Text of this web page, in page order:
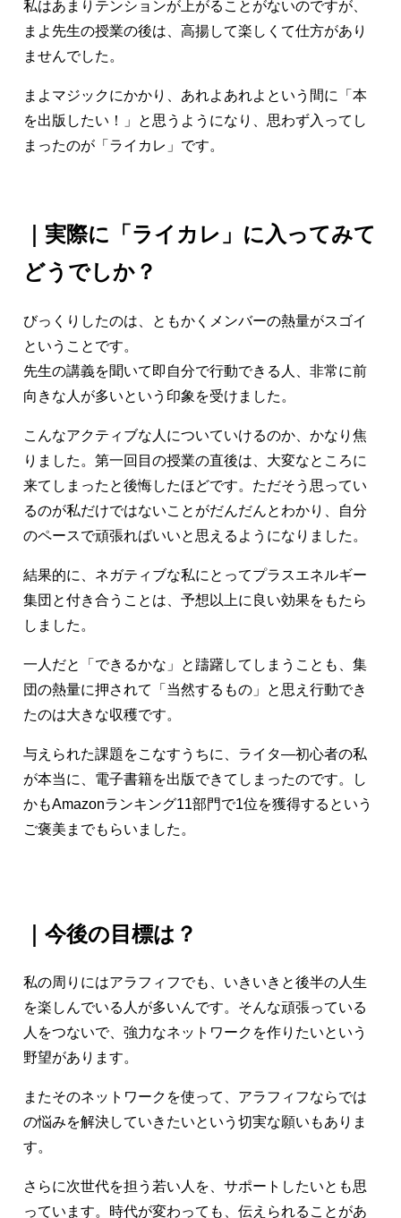
私はあまりテンションが上がることがないのですが、
まよ先生の授業の後は、高揚して楽しくて仕方があり
ませんでした。
まよマジックにかかり、あれよあれよという間に「本
を出版したい！」と思うようになり、思わず入ってし
まったのが「ライカレ」です。
｜実際に「ライカレ」に入ってみて
どうでしか？
びっくりしたのは、ともかくメンバーの熱量がスゴイ
ということです。
先生の講義を聞いて即自分で行動できる人、非常に前
向きな人が多いという印象を受けました。
こんなアクティブな人についていけるのか、かなり焦
りました。第一回目の授業の直後は、大変なところに
来てしまったと後悔したほどです。ただそう思ってい
るのが私だけではないことがだんだんとわかり、自分
のペースで頑張ればいいと思えるようになりました。
結果的に、ネガティブな私にとってプラスエネルギー
集団と付き合うことは、予想以上に良い効果をもたら
しました。
一人だと「できるかな」と躊躇してしまうことも、集
団の熱量に押されて「当然するもの」と思え行動でき
たのは大きな収穫です。
与えられた課題をこなすうちに、ライタ―初心者の私
が本当に、電子書籍を出版できてしまったのです。し
かもAmazonランキング11部門で1位を獲得するという
ご褒美までもらいました。
｜今後の目標は？
私の周りにはアラフィフでも、いきいきと後半の人生
を楽しんでいる人が多いんです。そんな頑張っている
人をつないで、強力なネットワークを作りたいという
野望があります。
またそのネットワークを使って、アラフィフならでは
の悩みを解決していきたいという切実な願いもありま
す。
さらに次世代を担う若い人を、サポートしたいとも思
っています。時代が変わっても、伝えられることがあ